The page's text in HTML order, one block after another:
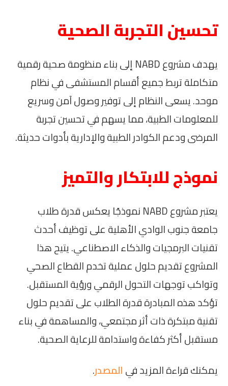
تحسين التجربة الصحية
يهدف مشروع NABD إلى بناء منظومة صحية رقمية
متكاملة تربط جميع أقسام المستشفى في نظام
موحد. يسعى النظام إلى توفير وصول آمن وسريع
للمعلومات الطبية، مما يسهم في تحسين تجربة
المرضى ودعم الكوادر الطبية والإدارية بأدوات حديثة.
نموذج للابتكار والتميز
يعتبر مشروع NABD نموذجًا يعكس قدرة طلاب
جامعة جنوب الوادي الأهلية على توظيف أحدث
تقنيات البرمجيات والذكاء الاصطناعي. يتيح هذا
المشروع تقديم حلول عملية تخدم القطاع الصحي
وتواكب توجهات التحول الرقمي ورؤية المستقبل.
تؤكد هذه المبادرة قدرة الطلاب على تقديم حلول
تقنية مبتكرة ذات أثر مجتمعي، والمساهمة في بناء
مستقبل أكثر كفاءة واستدامة للرعاية الصحية.
يمكنك قراءة المزيد فيالمصدر.